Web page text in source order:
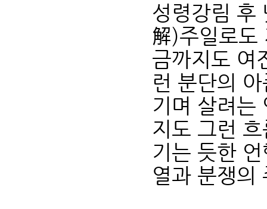
성령강림 후
解)주일로도
금까지도 여
런 분단의
기며 살려는
지도 그런
기는 듯한
열과 분쟁